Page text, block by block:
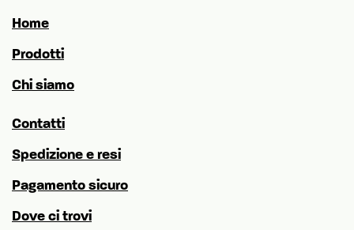
Home
Prodotti
Chi siamo
Contatti
Spedizione e resi
Pagamento sicuro
Dove ci trovi